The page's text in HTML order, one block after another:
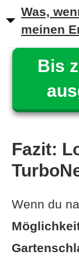
Was,
meinen
Bis
Fazit:
Wenn du